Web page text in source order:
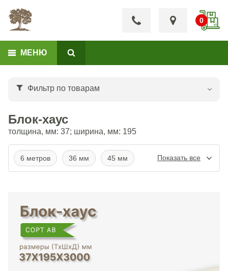
МЕНЮ
Фильтр по товарам
Блок-хаус
толщина, мм: 37; ширина, мм: 195
6 метров 36 мм 45 мм